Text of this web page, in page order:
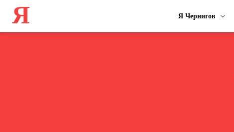
Я Я Чернигов